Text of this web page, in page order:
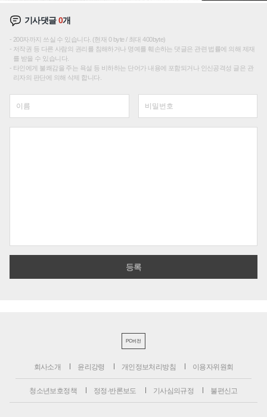
기사댓글0개
200자까지 쓰실 수 있습니다. (현재 0 byte / 최대 400byte)
저작권 등 다른 사람의 권리를 침해하거나 명예를 훼손하는 댓글은 관련 법률에 의해 제재
를 받을 수 있습니다.
타인에게 불쾌감을 주는 욕설 등 비하하는 단어가 내용에 포함되거나 인신공격성 글은 관
리자의 판단에 의해 삭제 합니다.
PC버전
회사소개 윤리강령 개인정보처리방침 이용자위원회
청소년보호정책 정정·반론보도 기사심의규정 불편신고